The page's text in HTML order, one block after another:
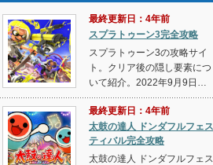
最終更新日：4年前
スプラトゥーン3完全攻略
スプラトゥーン3の攻略サイ
ト。クリア後の隠し要素につ
いて紹介。2022年9月9日…
最終更新日：4年前
太鼓の達人 ドンダフルフェス
ティバル完全攻略
太鼓の達人 ドンダフルフェス